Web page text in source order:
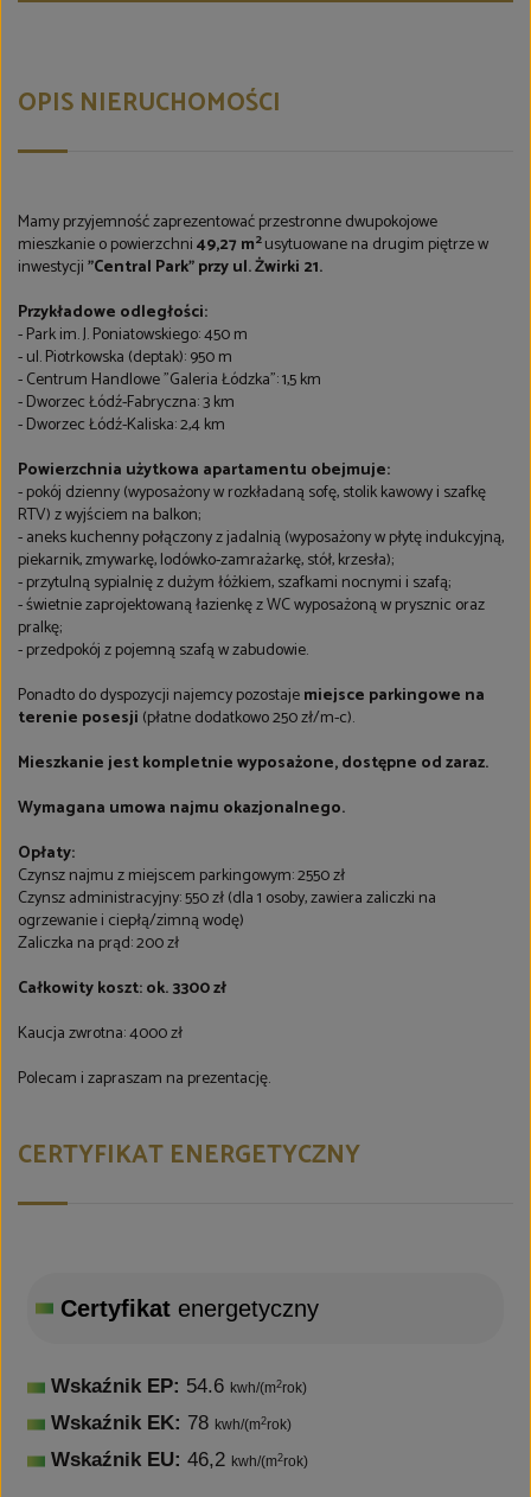
OPIS NIERUCHOMOŚCI
Mamy przyjemność zaprezentować przestronne dwupokojowe
mieszkanie o powierzchni49,27 m2usytuowane na drugim piętrze w
inwestycji"Central Park" przy ul. Żwirki 21.
Przykładowe odległości:
- Park im. J. Poniatowskiego: 450 m
- ul. Piotrkowska (deptak): 950 m
- Centrum Handlowe "Galeria Łódzka": 1,5 km
- Dworzec Łódź-Fabryczna: 3 km
- Dworzec Łódź-Kaliska: 2,4 km
Powierzchnia użytkowa apartamentu obejmuje:
- pokój dzienny (wyposażony w rozkładaną sofę, stolik kawowy i szafkę
RTV) z wyjściem na balkon;
- aneks kuchenny połączony z jadalnią (wyposażony w płytę indukcyjną,
piekarnik, zmywarkę, lodówko-zamrażarkę, stół, krzesła);
- przytulną sypialnię z dużym łóżkiem, szafkami nocnymi i szafą;
- świetnie zaprojektowaną łazienkę z WC wyposażoną w prysznic oraz
pralkę;
- przedpokój z pojemną szafą w zabudowie.
Ponadto do dyspozycji najemcy pozostajemiejsce parkingowe na
terenie posesji (płatne dodatkowo 250 zł/m-c).
Mieszkanie jest kompletnie wyposażone, dostępne od zaraz.
Wymagana umowa najmu okazjonalnego.
Opłaty:
Czynsz najmu z miejscem parkingowym: 2550 zł
Czynsz administracyjny: 550 zł (dla 1 osoby, zawiera zaliczki na
ogrzewanie i ciepłą/zimną wodę)
Zaliczka na prąd: 200 zł
Całkowity koszt: ok. 3300 zł
Kaucja zwrotna: 4000 zł
Polecam i zapraszam na prezentację.
CERTYFIKAT ENERGETYCZNY
Certyfikat energetyczny
Wskaźnik EP: 54.6 kwh/(m2rok)
Wskaźnik EK: 78 kwh/(m2rok)
Wskaźnik EU: 46,2 kwh/(m2rok)